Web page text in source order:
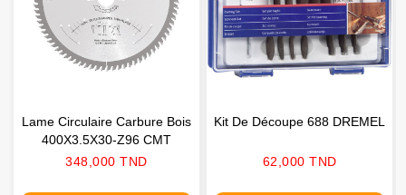
Lame Circulaire Carbure Bois
400X3.5X30-Z96 CMT
Prix
348,000 TND
Kit De Découpe 688 DREMEL
Prix
62,000 TND